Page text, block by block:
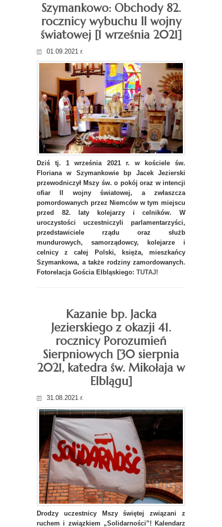
Szymankowo: Obchody 82.
rocznicy wybuchu II wojny
światowej [1 września 2021]
01.09.2021 r.
Dziś tj. 1 września 2021 r. w kościele św.
Floriana w Szymankowie bp Jacek Jezierski
przewodniczył Mszy św. o pokój oraz w intencji
ofiar II wojny światowej, a zwłaszcza
pomordowanych przez Niemców w tym miejscu
przed 82. laty kolejarzy i celników. W
uroczystości uczestniczyli parlamentarzyści,
przedstawiciele rządu oraz służb
mundurowych, samorządowcy, kolejarze i
celnicy z całej Polski, księża, mieszkańcy
Szymankowa, a także rodziny zamordowanych.
Fotorelacja Gościa Elbląskiego: TUTAJ!
Kazanie bp. Jacka
Jezierskiego z okazji 41.
rocznicy Porozumień
Sierpniowych [30 sierpnia
2021, katedra św. Mikołaja w
Elblągu]
31.08.2021 r.
Drodzy uczestnicy Mszy świętej związani z
ruchem i związkiem „Solidarności”! Kalendarz